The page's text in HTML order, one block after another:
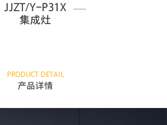
JJZT/Y-P31X
集成灶
PRODUCT DETAIL
产品详情